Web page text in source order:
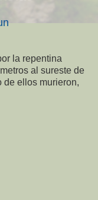
la repentina
al sureste de
de ellos murieron,